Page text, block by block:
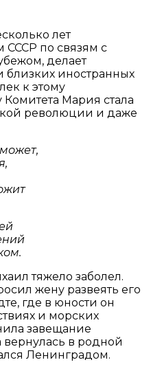
лет
СССР по связям с
делает
иностранных
к этому
Комитета Мария стала
революции и даже
тяжело заболел.
жену развеять его
где в юности он
и морских
завещание
вернулась в родной
Ленинградом.